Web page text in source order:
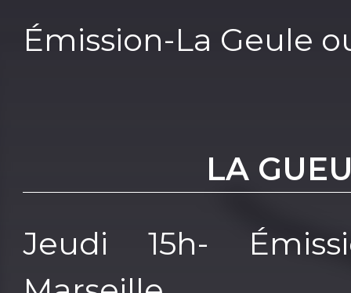
Émission-La Geule
LA
Jeudi 15h-